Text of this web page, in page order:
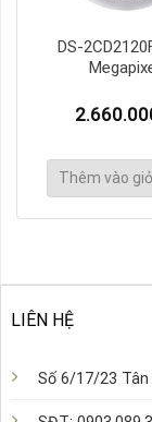
DS-
Thêm vào
LIÊN HỆ
Số 6/17/23 Tân